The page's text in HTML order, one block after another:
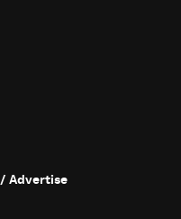
Advertise